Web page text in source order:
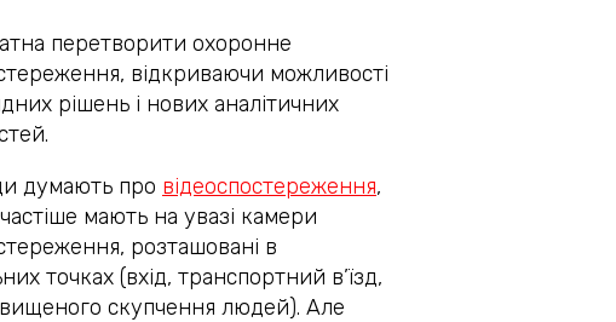
перетворити охоронне
відкриваючи можливості
рішень і нових аналітичних
думають про відеоспостереження,
мають на увазі камери
розташовані в
точках (вхід, транспортний в’їзд,
скупчення людей). Але